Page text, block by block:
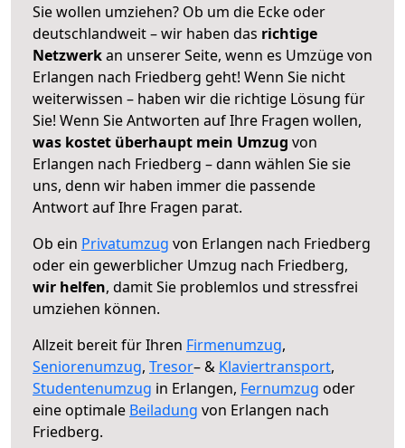
Sie wollen umziehen? Ob um die Ecke oder
deutschlandweit – wir haben das richtige
Netzwerkan unserer Seite, wenn es Umzüge von
Erlangen nach Friedberg geht! Wenn Sie nicht
weiterwissen – haben wir die richtige Lösung für
Sie! Wenn Sie Antworten auf Ihre Fragen wollen,
was kostet überhaupt mein Umzug von
Erlangen nach Friedberg – dann wählen Sie sie
uns, denn wir haben immer die passende
Antwort auf Ihre Fragen parat.
Ob ein Privatumzug von Erlangen nach Friedberg
oder ein gewerblicher Umzug nach Friedberg,
wir helfen, damit Sie problemlos und stressfrei
umziehen können.
Allzeit bereit für Ihren Firmenumzug,
Seniorenumzug, Tresor– & Klaviertransport,
Studentenumzug in Erlangen, Fernumzug oder
eine optimale Beiladung von Erlangen nach
Friedberg.